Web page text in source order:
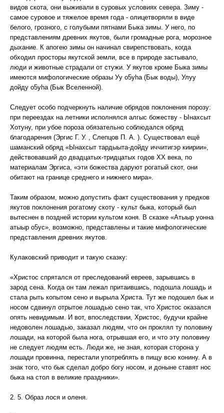
видов скота, они выживали в суровых условиях севера. Зиму -
самое суровое и тяжелое время года - олицетворяли в виде
белого, грозного, с голубыми пятнами Быка зимы. У него, по
представлениям древних якутов, были громадные рога, морозное
дыхание. К апогею зимы он начинал свирепствовать, когда
обходил просторы якутской земли, все в природе застывало,
люди и животные страдали от стужи. У якутов кроме Быка зимы
имеются мифологические образы Уу o5yha (Бык воды), Улуу
дойду o5yha (Бык Вселенной).
Следует особо подчеркнуть наличие обрядов поклонения порозу:
при переездах на летники исполнялся алгыс божеству - Ынахсыт
Хотуну, при убое пороза обязательно соблюдался обряд
благодарения (Эргис Г. У. , Слепцов П. А. ). Существовал ещё
шаманский обряд «Ынахсыт тардыыта-дойду иччитигэр киирии»,
действовавший до двадцатых-тридцатых годов XX века, по
материалам Эргиса, «эти божества даруют рогатый скот, они
обитают на границе среднего и нижнего мира».
Таким образом, можно допустить факт существования у предков
якутов поклонения рогатому скоту - культ быка, который был
вытеснен в поздней истории культом коня. В сказке «Атыыр уонна
атыыр о5ус», возможно, представлены и такие мифологические
представления древних якутов.
Кулаковский приводит и такую сказку:
«Христос спрятался от преследований евреев, зарывшись в
зарод сена. Когда он там лежал притаившись, подошла лошадь и
стала рыть копытом сено и вырыла Христа. Тут же подошел бык и
носом сдвинул отрытое лошадью сено так, что Христос оказался
опять невидимым. И вот, впоследствии, Христос, будучи крайне
недоволен лошадью, заказал людям, что он проклял ту половину
лошади, на которой была нога, отрывшая его, и что эту половину
не следует людям есть. Люди же, не зная, которая сторона у
лошади провинна, перестали употреблять в пищу всю конину. А в
знак того, что бык сделал добро богу носом, и доныне ставят нос
быка на стол в великие праздники».
2. 5. Образ лося и оленя.